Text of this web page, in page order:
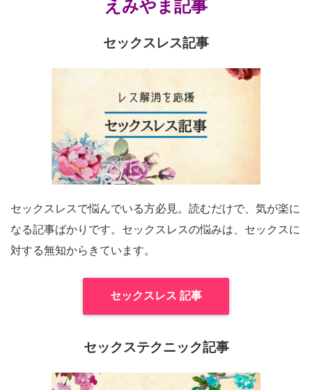
えみやま記事
セックスレス記事
セックスレスで悩んでいる方必見。読むだけで、気が楽に
なる記事ばかりです。セックスレスの悩みは、セックスに
対する無知からきています。
セックスレス 記事
セックステクニック記事